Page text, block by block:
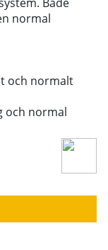
normal
och normalt
och normal